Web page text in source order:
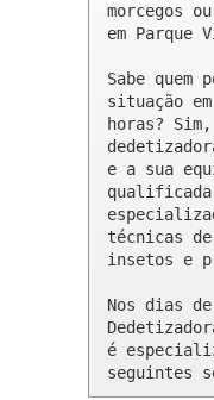
morcegos
em Parque
Sabe
situação
horas?
e a sua
técnicas
insetos e
Nos dias
é
seguintes